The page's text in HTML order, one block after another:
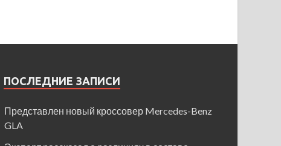
ПОСЛЕДНИЕ ЗАПИСИ
Представлен новый кроссовер Mercedes-Benz
GLA